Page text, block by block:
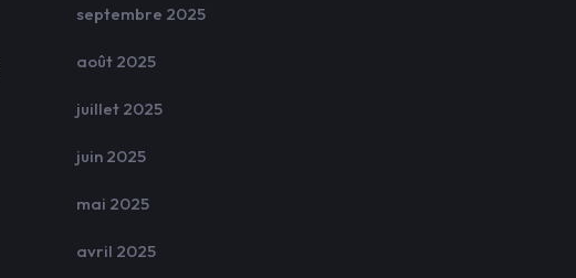
septembre 2025
août 2025
juillet 2025
juin 2025
mai 2025
avril 2025